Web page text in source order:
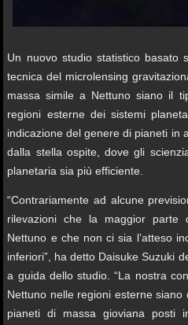
Un nuovo studio statistico basato
tecnica del microlensing
massa simile a Nettuno siano il
regioni esterne dei sistemi
indicazione del genere di pianeti in
dalla stella ospite, dove gli
planetaria sia più efficiente.
“Contrariamente ad alcune
rilevazioni che la maggior
Nettuno e che non ci sia l’atteso
inferiori”, ha detto Daisuke Suzuki
a guida dello studio. “La nostra
Nettuno nelle regioni esterne
pianeti di massa gioviana posti